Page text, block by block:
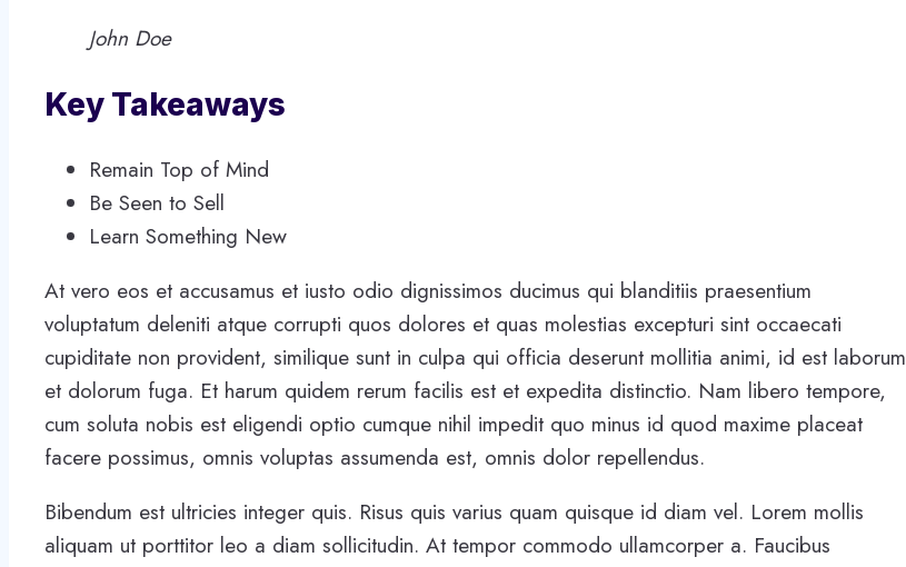
John Doe
Key Takeaways
Remain Top of Mind
Be Seen to Sell
Learn Something New
At vero eos et accusamus et iusto odio dignissimos ducimus qui blanditiis praesentium
voluptatum deleniti atque corrupti quos dolores et quas molestias excepturi sint occaecati
cupiditate non provident, similique sunt in culpa qui officia deserunt mollitia animi, id est laborum
et dolorum fuga. Et harum quidem rerum facilis est et expedita distinctio. Nam libero tempore,
cum soluta nobis est eligendi optio cumque nihil impedit quo minus id quod maxime placeat
facere possimus, omnis voluptas assumenda est, omnis dolor repellendus.
Bibendum est ultricies integer quis. Risus quis varius quam quisque id diam vel. Lorem mollis
aliquam ut porttitor leo a diam sollicitudin. At tempor commodo ullamcorper a. Faucibus